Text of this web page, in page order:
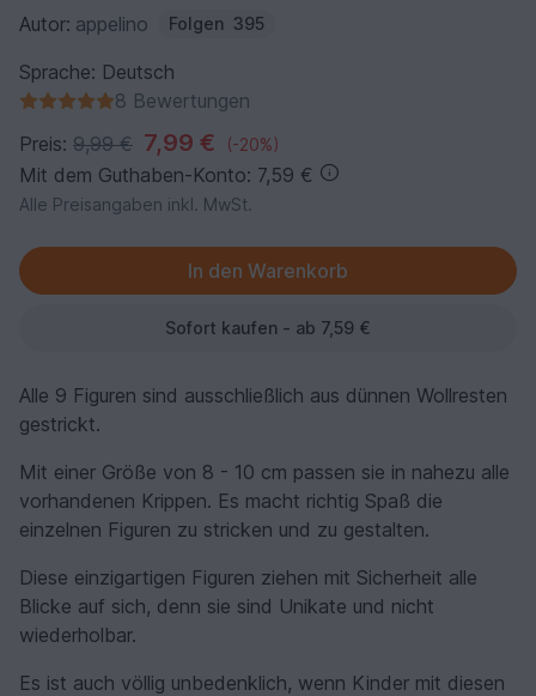
Autor: appelino Folgen 395
Sprache: Deutsch
8 Bewertungen
Preis: 9,99 € 7,99 € (-20%)
Mit dem Guthaben-Konto: 7,59 €
Alle Preisangaben inkl. MwSt.
Sofort kaufen - ab 7,59 €
Alle 9 Figuren sind ausschließlich aus dünnen Wollresten
gestrickt.
Mit einer Größe von 8 - 10 cm passen sie in nahezu alle
vorhandenen Krippen. Es macht richtig Spaß die
einzelnen Figuren zu stricken und zu gestalten.
Diese einzigartigen Figuren ziehen mit Sicherheit alle
Blicke auf sich, denn sie sind Unikate und nicht
wiederholbar.
Es ist auch völlig unbedenklich, wenn Kinder mit diesen